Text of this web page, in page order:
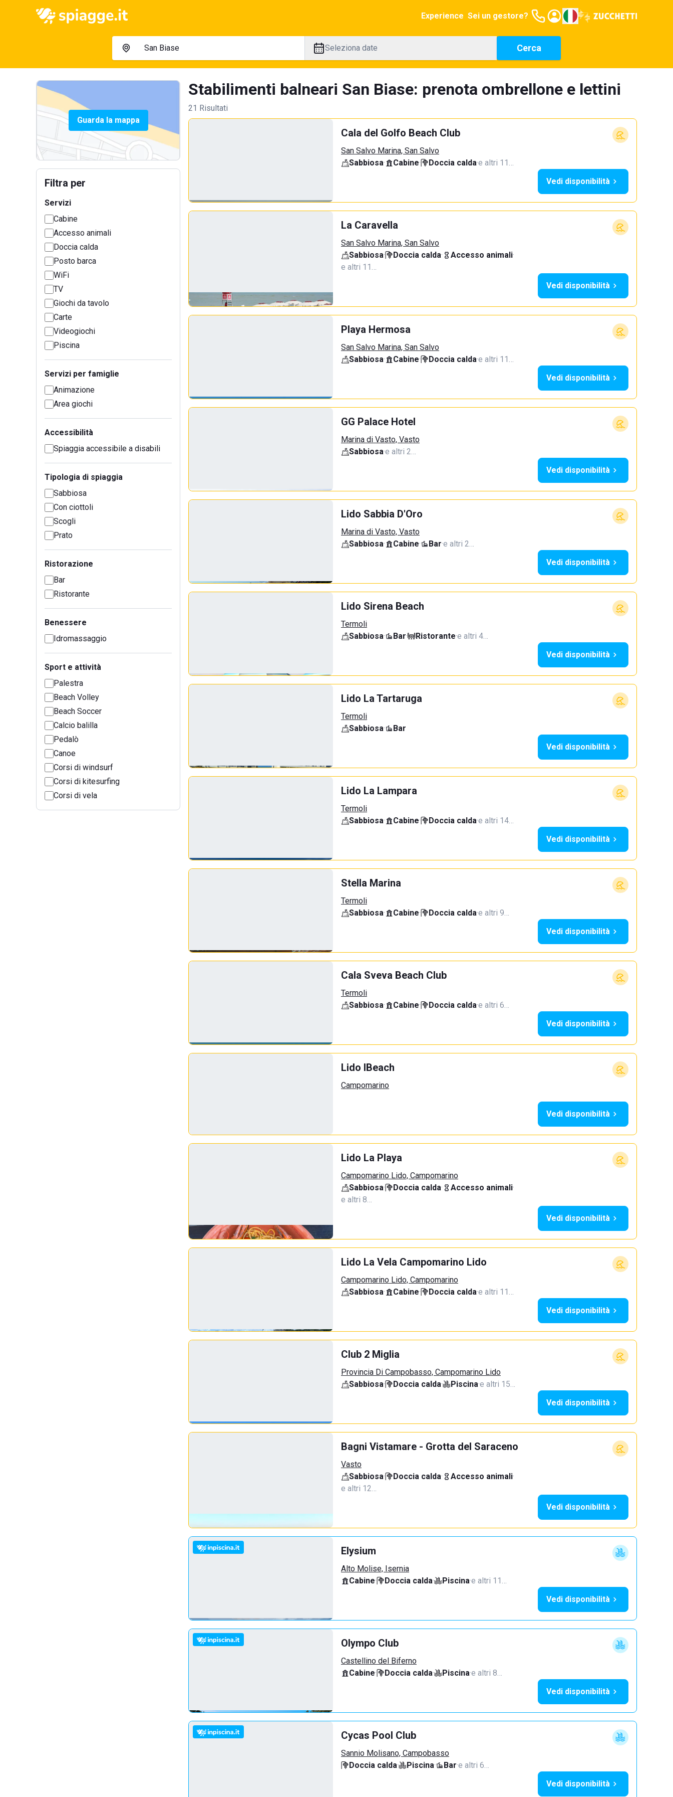
Experience Sei un gestore?
Seleziona date Cerca
Guarda la mappa
Filtra per
Servizi
Cabine
Accesso animali
Doccia calda
Posto barca
WiFi
TV
Giochi da tavolo
Carte
Videogiochi
Piscina
Servizi per famiglie
Animazione
Area giochi
Accessibilità
Spiaggia accessibile a disabili
Tipologia di spiaggia
Sabbiosa
Con ciottoli
Scogli
Prato
Ristorazione
Bar
Ristorante
Benessere
Idromassaggio
Sport e attività
Palestra
Beach Volley
Beach Soccer
Calcio balilla
Pedalò
Canoe
Corsi di windsurf
Corsi di kitesurfing
Corsi di vela
Stabilimenti balneari San Biase: prenota ombrellone e lettini
21 Risultati
Cala del Golfo Beach Club
San Salvo Marina, San Salvo
Sabbiosa· Cabine· Doccia calda·e altri 11…
Vedi disponibilità
La Caravella
San Salvo Marina, San Salvo
Sabbiosa· Doccia calda· Accesso animali·
e altri 11…
Vedi disponibilità
Playa Hermosa
San Salvo Marina, San Salvo
Sabbiosa· Cabine· Doccia calda·e altri 11…
Vedi disponibilità
GG Palace Hotel
Marina di Vasto, Vasto
Sabbiosa·e altri 2…
Vedi disponibilità
Lido Sabbia D'Oro
Marina di Vasto, Vasto
Sabbiosa· Cabine· Bar·e altri 2…
Vedi disponibilità
Lido Sirena Beach
Termoli
Sabbiosa· Bar· Ristorante·e altri 4…
Vedi disponibilità
Lido La Tartaruga
Termoli
Sabbiosa·
Bar
Vedi disponibilità
Lido La Lampara
Termoli
Sabbiosa· Cabine· Doccia calda·e altri 14…
Vedi disponibilità
Stella Marina
Termoli
Sabbiosa· Cabine· Doccia calda·e altri 9…
Vedi disponibilità
Cala Sveva Beach Club
Termoli
Sabbiosa· Cabine· Doccia calda·e altri 6…
Vedi disponibilità
Lido IBeach
Campomarino
Vedi disponibilità
Lido La Playa
Campomarino Lido, Campomarino
Sabbiosa· Doccia calda· Accesso animali·
e altri 8…
Vedi disponibilità
Lido La Vela Campomarino Lido
Campomarino Lido, Campomarino
Sabbiosa· Cabine· Doccia calda·e altri 11…
Vedi disponibilità
Club 2 Miglia
Provincia Di Campobasso, Campomarino Lido
Sabbiosa· Doccia calda· Piscina·e altri 15…
Vedi disponibilità
Bagni Vistamare - Grotta del Saraceno
Vasto
Sabbiosa· Doccia calda· Accesso animali·
e altri 12…
Vedi disponibilità
Elysium
Alto Molise, Isernia
Cabine· Doccia calda· Piscina·e altri 11…
Vedi disponibilità
Olympo Club
Castellino del Biferno
Cabine· Doccia calda· Piscina·e altri 8…
Vedi disponibilità
Cycas Pool Club
Sannio Molisano, Campobasso
Doccia calda· Piscina· Bar·e altri 6…
Vedi disponibilità